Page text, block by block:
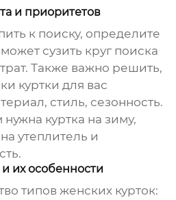
и приоритетов
к поиску, определите
сузить круг поиска
Также важно решить,
куртки для вас
стиль, сезонность.
нужна куртка на зиму,
утеплитель и
и их особенности
типовженских курток: